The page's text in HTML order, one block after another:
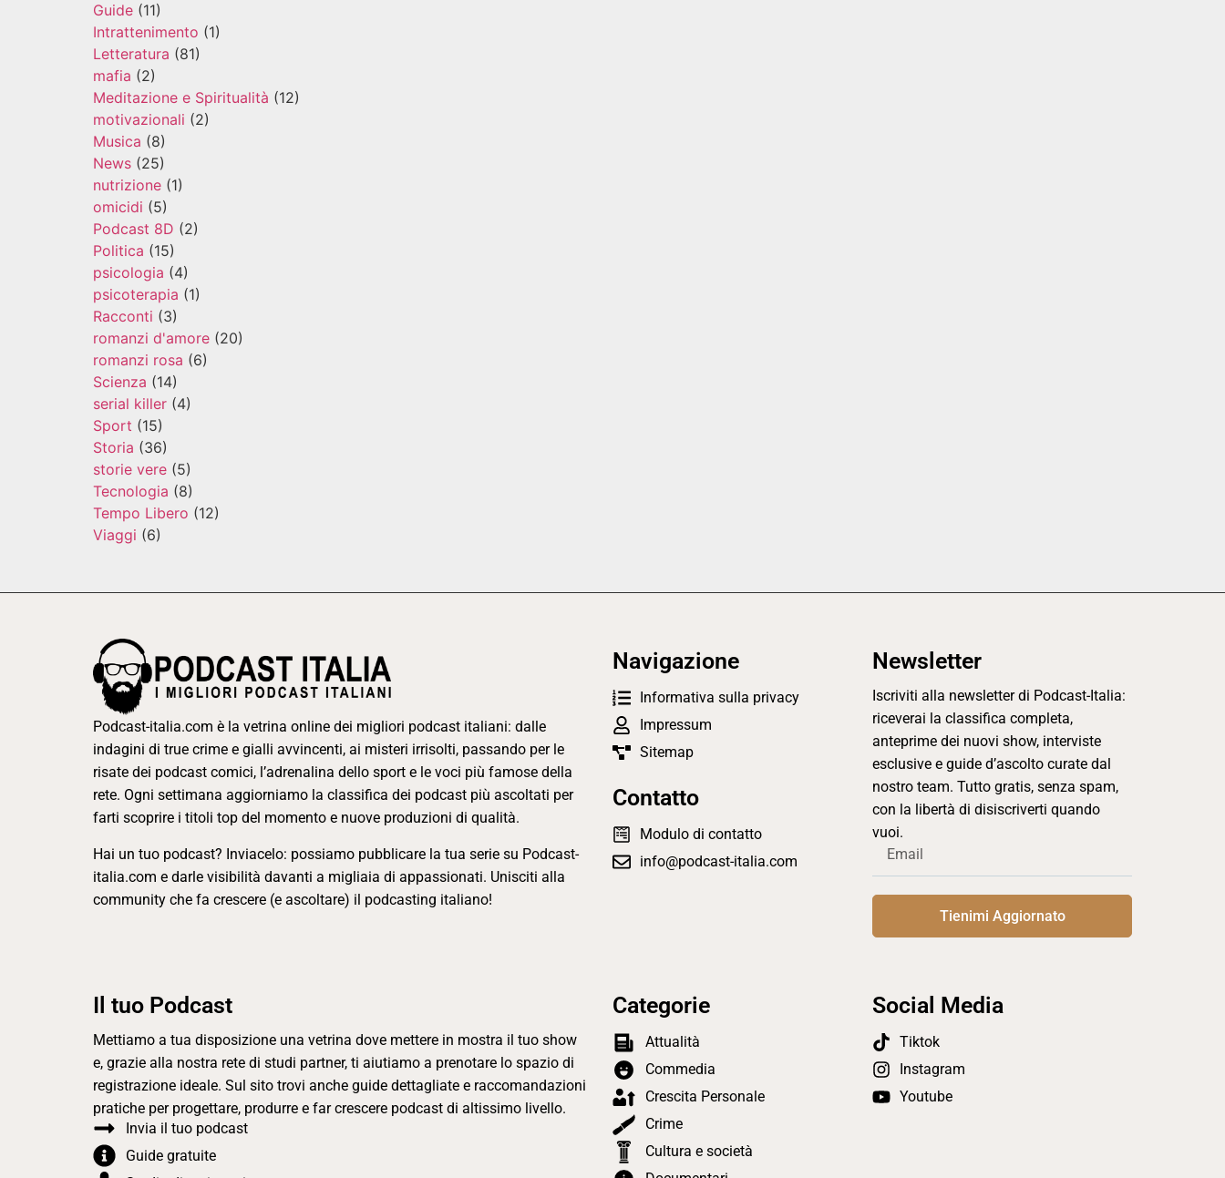
Guide (11)
Intrattenimento (1)
Letteratura (81)
mafia (2)
Meditazione e Spiritualità (12)
motivazionali (2)
Musica (8)
News (25)
nutrizione (1)
omicidi (5)
Podcast 8D (2)
Politica (15)
psicologia (4)
psicoterapia (1)
Racconti (3)
romanzi d'amore (20)
romanzi rosa (6)
Scienza (14)
serial killer (4)
Sport (15)
Storia (36)
storie vere (5)
Tecnologia (8)
Tempo Libero (12)
Viaggi (6)
Podcast-italia.com è la vetrina online dei migliori podcast italiani: dalle
indagini di true crime e gialli avvincenti, ai misteri irrisolti, passando per le
risate dei podcast comici, l’adrenalina dello sport e le voci più famose della
rete. Ogni settimana aggiorniamo la classifica dei podcast più ascoltati per
farti scoprire i titoli top del momento e nuove produzioni di qualità.
Hai un tuo podcast? Inviacelo: possiamo pubblicare la tua serie su Podcast-
italia.com e darle visibilità davanti a migliaia di appassionati. Unisciti alla
community che fa crescere (e ascoltare) il podcasting italiano!
Navigazione
Informativa sulla privacy
Impressum
Sitemap
Contatto
Modulo di contatto
info@podcast-italia.com
Newsletter
Iscriviti alla newsletter di Podcast-Italia:
riceverai la classifica completa,
anteprime dei nuovi show, interviste
esclusive e guide d’ascolto curate dal
nostro team. Tutto gratis, senza spam,
con la libertà di disiscriverti quando
vuoi.
Tienimi Aggiornato
Il tuo Podcast
Mettiamo a tua disposizione una vetrina dove mettere in mostra il tuo show
e, grazie alla nostra rete di studi partner, ti aiutiamo a prenotare lo spazio di
registrazione ideale. Sul sito trovi anche guide dettagliate e raccomandazioni
pratiche per progettare, produrre e far crescere podcast di altissimo livello.
Invia il tuo podcast
Guide gratuite
Categorie
Attualità
Commedia
Crescita Personale
Crime
Cultura e società
Social Media
Tiktok
Instagram
Youtube